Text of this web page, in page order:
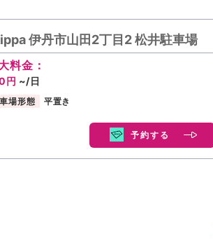
伊丹市山田2丁目2 松井駐車場
料金：
円 ~/日
場形態 平置き
予約する